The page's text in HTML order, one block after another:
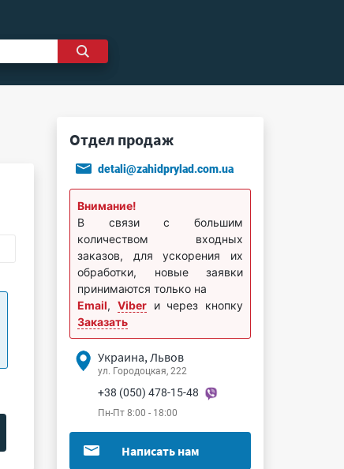
Отдел продаж
detali@zahidprylad.com.ua
Внимание!
В связи с большим
количеством входных
заказов, для ускорения их
обработки, новые заявки
принимаются только на
Email, Viberи через кнопку
Заказать
Украина, Львов
ул. Городоцкая, 222
+38 (050) 478-15-48
Пн-Пт 8:00 - 18:00
Написать нам